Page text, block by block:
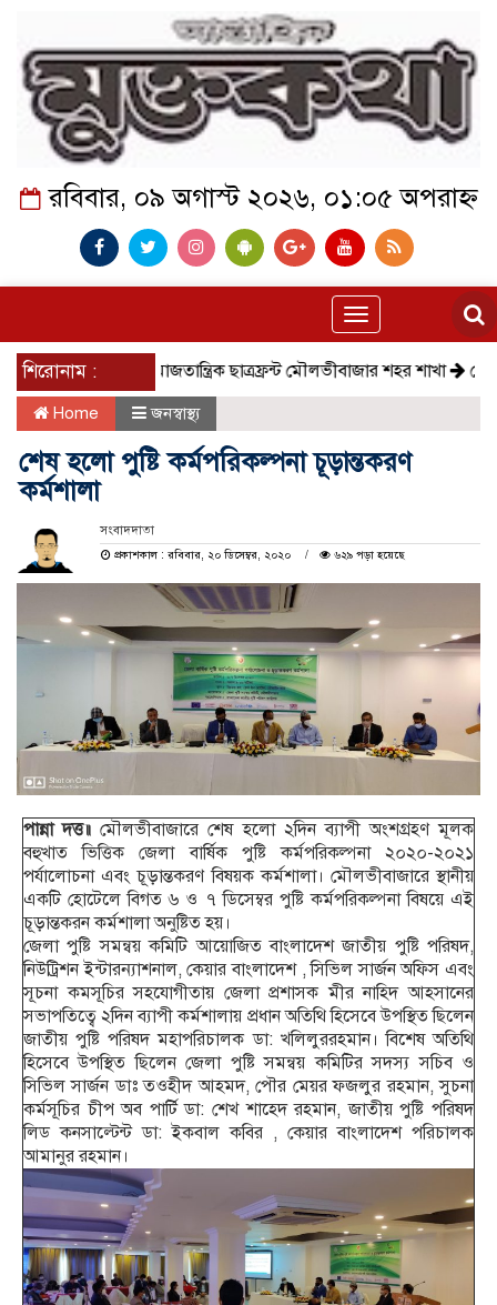
রবিবার, ০৯ অগাস্ট ২০২৬, ০১:০৫ অপরাহ্ন
Toggle
navigation
শিরোনাম :সমাজতান্ত্রিক ছাত্রফ্রন্ট মৌলভীবাজার শহর শাখা কেমন আছে
Home জনস্বাস্থ্য
শেষ হলো পুষ্টি কর্মপরিকল্পনা চূড়ান্তকরণ
কর্মশালা
সংবাদদাতা
প্রকাশকাল : রবিবার, ২০ ডিসেম্বর, ২০২০
৬২৯ পড়া হয়েছে
পান্না দত্ত॥ মৌলভীবাজারে শেষ হলো ২দিন ব্যাপী অংশগ্রহণ মূলক
বহুখাত ভিত্তিক জেলা বার্ষিক পুষ্টি কর্মপরিকল্পনা ২০২০-২০২১
পর্যালোচনা এবং চূড়ান্তকরণ বিষয়ক কর্মশালা। মৌলভীবাজারে স্থানীয়
একটি হোটেলে বিগত ৬ ও ৭ ডিসেম্বর পুষ্টি কর্মপরিকল্পনা বিষয়ে এই
চূড়ান্তকরন কর্মশালা অনুষ্টিত হয়।
জেলা পুষ্টি সমন্বয় কমিটি আয়োজিত বাংলাদেশ জাতীয় পুষ্টি পরিষদ,
নিউট্রিশন ইন্টারন্যাশনাল, কেয়ার বাংলাদেশ , সিভিল সার্জন অফিস এবং
সূচনা কমসূচির সহযোগীতায় জেলা প্রশাসক মীর নাহিদ আহসানের
সভাপতিত্বে ২দিন ব্যাপী কর্মশালায় প্রধান অতিথি হিসেবে উপস্থিত ছিলেন
জাতীয় পুষ্টি পরিষদ মহাপরিচালক ডা: খলিলুররহমান। বিশেষ অতিথি
হিসেবে উপস্থিত ছিলেন জেলা পুষ্টি সমন্বয় কমিটির সদস্য সচিব ও
সিভিল সার্জন ডাঃ তওহীদ আহমদ, পৌর মেয়র ফজলুর রহমান, সুচনা
কর্মসূচির চীপ অব পার্টি ডা: শেখ শাহেদ রহমান, জাতীয় পুষ্টি পরিষদ
লিড কনসাল্টেন্ট ডা: ইকবাল কবির , কেয়ার বাংলাদেশ পরিচালক
আমানুর রহমান।